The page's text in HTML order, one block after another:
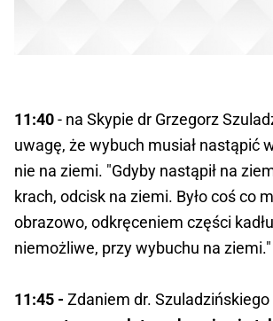
11:40- na Skypie dr Grzegorz
uwagę, że wybuch musiał nastąpić
nie na ziemi. "Gdyby nastąpił na
krach, odcisk na ziemi. Było coś co
obrazowo, odkręceniem części
niemożliwe, przy wybuchu na ziemi."
11:45 - Zdaniem dr. Szuladzińskiego